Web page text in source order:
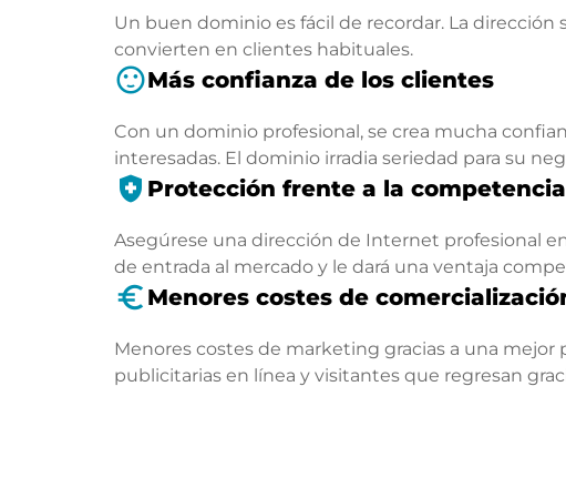
Un buen dominio es fácil de recordar. La dirección
convierten en clientes habituales.
sentiment_satisfiedMás confianza de los clientes
Con un dominio profesional, se crea mucha
interesadas. El dominio irradia seriedad para su
health_and_safety Protección frente a la competencia
Asegúrese una dirección de Internet profesional
de entrada al mercado y le dará una ventaja
euro_symbol Menores costes de
Menores costes de marketing gracias a una
publicitarias en línea y visitantes que regresan